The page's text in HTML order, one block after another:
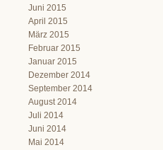
Juni 2015
April 2015
März 2015
Februar 2015
Januar 2015
Dezember 2014
September 2014
August 2014
Juli 2014
Juni 2014
Mai 2014